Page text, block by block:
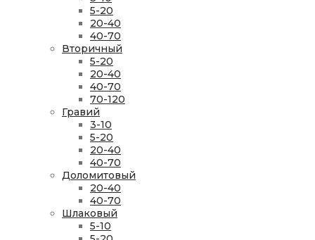
5-20
20-40
40-70
Вторичный
5-20
20-40
40-70
70-120
Гравий
3-10
5-20
20-40
40-70
Доломитовый
20-40
40-70
Шлаковый
5-10